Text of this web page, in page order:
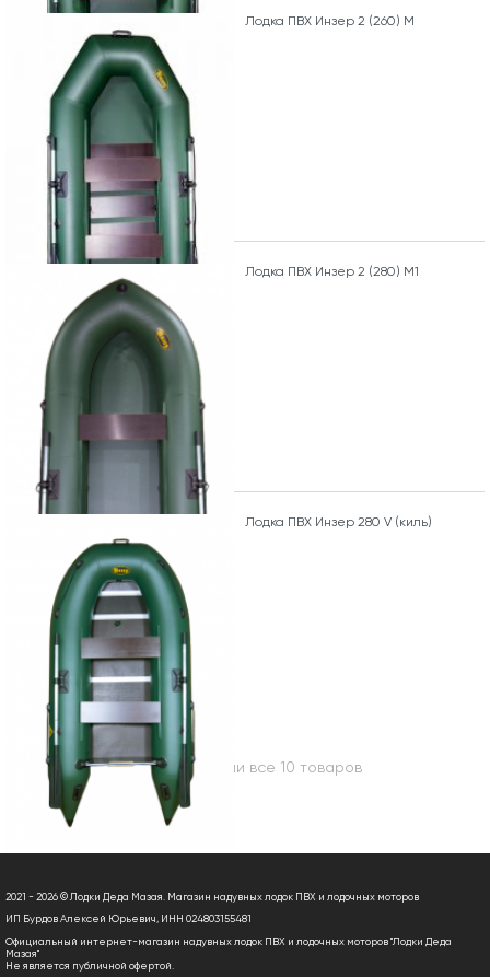
Лодка ПВХ Инзер 2 (260) М
Лодка ПВХ Инзер 2 (280) М1
Лодка ПВХ Инзер 280 V (киль)
Вы посмотрели все 10 товаров
2021 - 2026 © Лодки Деда Мазая. Магазин надувных лодок ПВХ и лодочных моторов
ИП Бурдов Алексей Юрьевич, ИНН 024803155481
Официальный интернет-магазин надувных лодок ПВХ и лодочных моторов "Лодки Деда
Мазая"
Не является публичной офертой.